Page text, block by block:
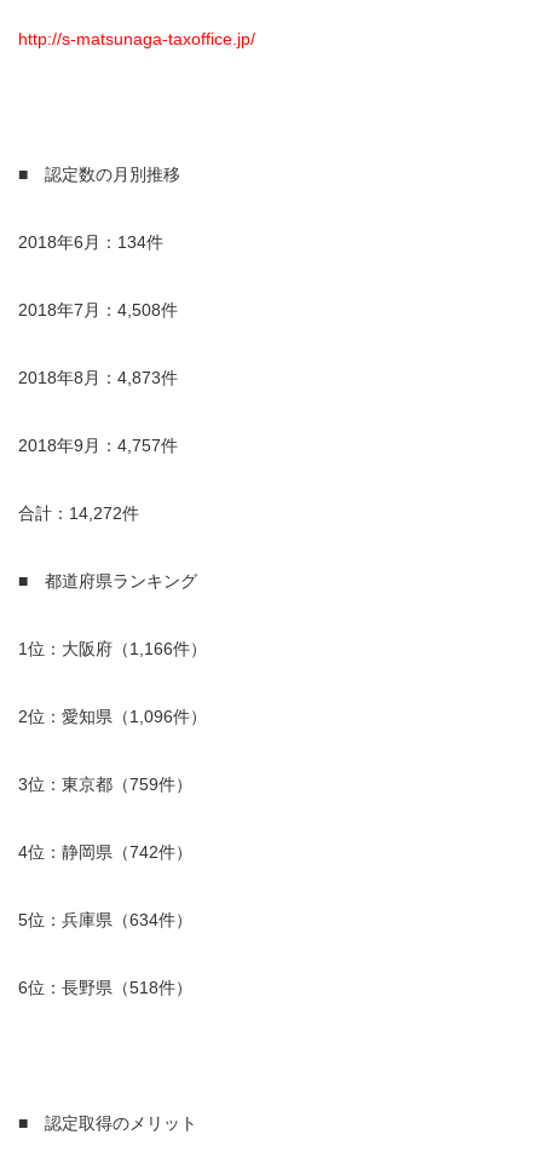
http://s-matsunaga-taxoffice.jp/
■ 認定数の月別推移
2018年6月：134件
2018年7月：4,508件
2018年8月：4,873件
2018年9月：4,757件
合計：14,272件
■ 都道府県ランキング
1位：大阪府（1,166件）
2位：愛知県（1,096件）
3位：東京都（759件）
4位：静岡県（742件）
5位：兵庫県（634件）
6位：長野県（518件）
■ 認定取得のメリット